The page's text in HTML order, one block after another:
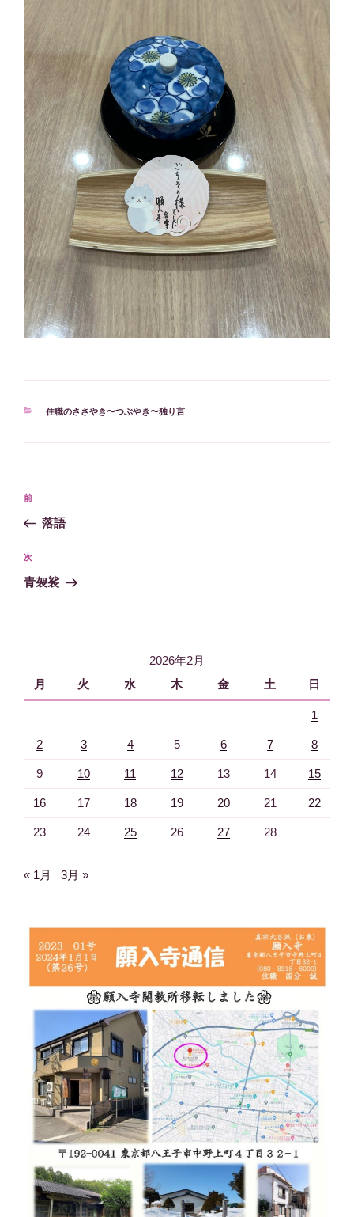
カ
住職のささやき〜つぶやき〜独り言
投
ナ
ビ
ゲ
過
去
投
稿
前
落語
次
の
次
青袈裟
2026年2月
月
火 水 木 金 土 日
1
2 3 4 5 6 7 8
9 10 11 12 13 14 15
16 17 18 19 20 21 22
23 24 25 26 27 28
« 1月 3月 »